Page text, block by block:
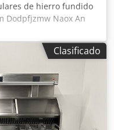
de hierro fundido
Dodpfjzmw Naox An
mm Altura total:
Clasificado